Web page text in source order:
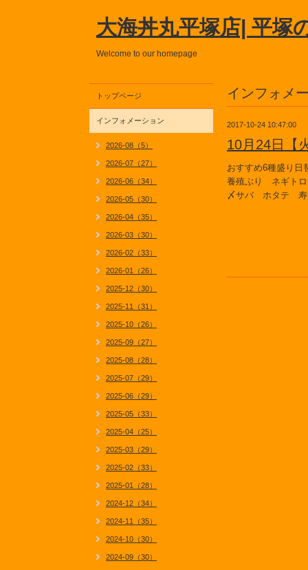
大海丼丸平塚店| 平塚
Welcome to our homepage
インフォメ
2017-10-24 10:47:00
10月24日【
おすすめ6種盛り日
養殖ぶり ネギト
〆サバ ホタテ 寿
トップページ
インフォメーション
2026-08（5）
2026-07（27）
2026-06（34）
2026-05（30）
2026-04（35）
2026-03（30）
2026-02（33）
2026-01（26）
2025-12（30）
2025-11（31）
2025-10（26）
2025-09（27）
2025-08（28）
2025-07（29）
2025-06（29）
2025-05（33）
2025-04（25）
2025-03（29）
2025-02（33）
2025-01（28）
2024-12（34）
2024-11（35）
2024-10（30）
2024-09（30）